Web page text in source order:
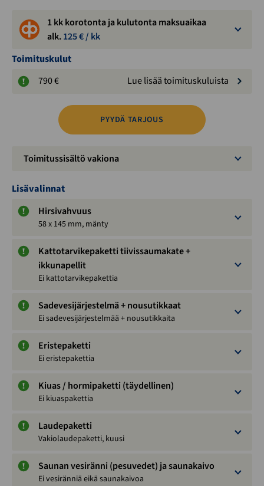
1 kk korotonta ja kulutonta maksuaikaa
alk.125€ / kk
Toimituskulut
790 €
Lue lisää toimituskuluista
PYYDÄ TARJOUS
Toimitussisältö vakiona
Lisävalinnat
Hirsivahvuus
58 x 145 mm, mänty
Kattotarvikepaketti tiivissaumakate +
ikkunapellit
Ei kattotarvikepakettia
Sadevesijärjestelmä + nousutikkaat
Ei sadevesijärjestelmää + nousutikkaita
Eristepaketti
Ei eristepakettia
Kiuas / hormipaketti (täydellinen)
Ei kiuaspakettia
Laudepaketti
Vakiolaudepaketti, kuusi
Saunan vesiränni (pesuvedet) ja saunakaivo
Ei vesiränniä eikä saunakaivoa